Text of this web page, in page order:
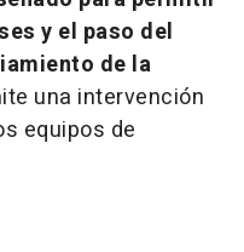
y el paso del
de la
una intervención
equipos de